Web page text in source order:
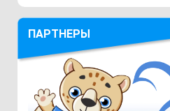
ПАРТНЕРЫ